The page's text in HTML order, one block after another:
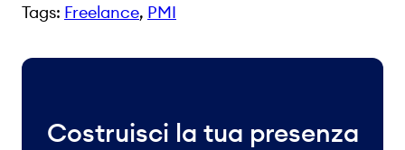
Tags: Freelance, PMI
Costruisci la tua presenza